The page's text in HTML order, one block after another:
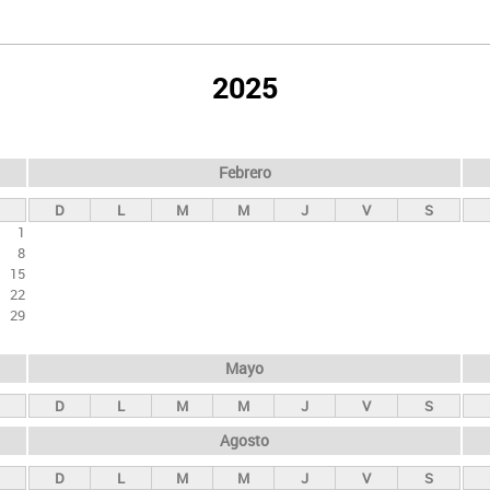
2025
1
8
15
22
29
Febrero
D L M M J V S
Mayo
D L M M J V S
Agosto
D L M M J V S